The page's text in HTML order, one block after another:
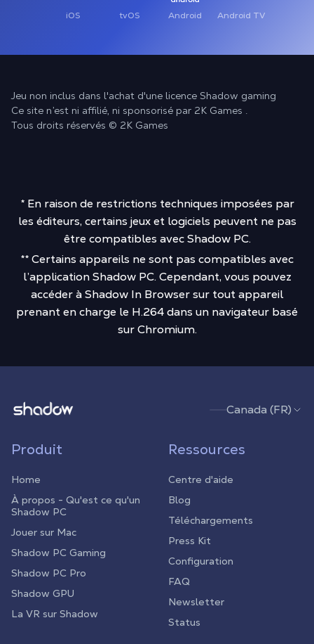
iOS tvOS Android Android TV
Jeu non inclus dans l'achat d'une licence Shadow gaming
Ce site n’est ni affilié, ni sponsorisé par 2K Games .
Tous droits réservés © 2K Games
* En raison de restrictions techniques imposées par
les éditeurs, certains jeux et logiciels peuvent ne pas
être compatibles avec Shadow PC.
** Certains appareils ne sont pas compatibles avec
l’application Shadow PC. Cependant, vous pouvez
accéder à Shadow In Browser sur tout appareil
prenant en charge le H.264 dans un navigateur basé
sur Chromium.
Shadow.tech Canada (FR)
Produit
Home
À propos - Qu'est ce qu'un
Shadow PC
Jouer sur Mac
Shadow PC Gaming
Shadow PC Pro
Shadow GPU
La VR sur Shadow
Ressources
Centre d'aide
Blog
Téléchargements
Press Kit
Configuration
FAQ
Newsletter
Status